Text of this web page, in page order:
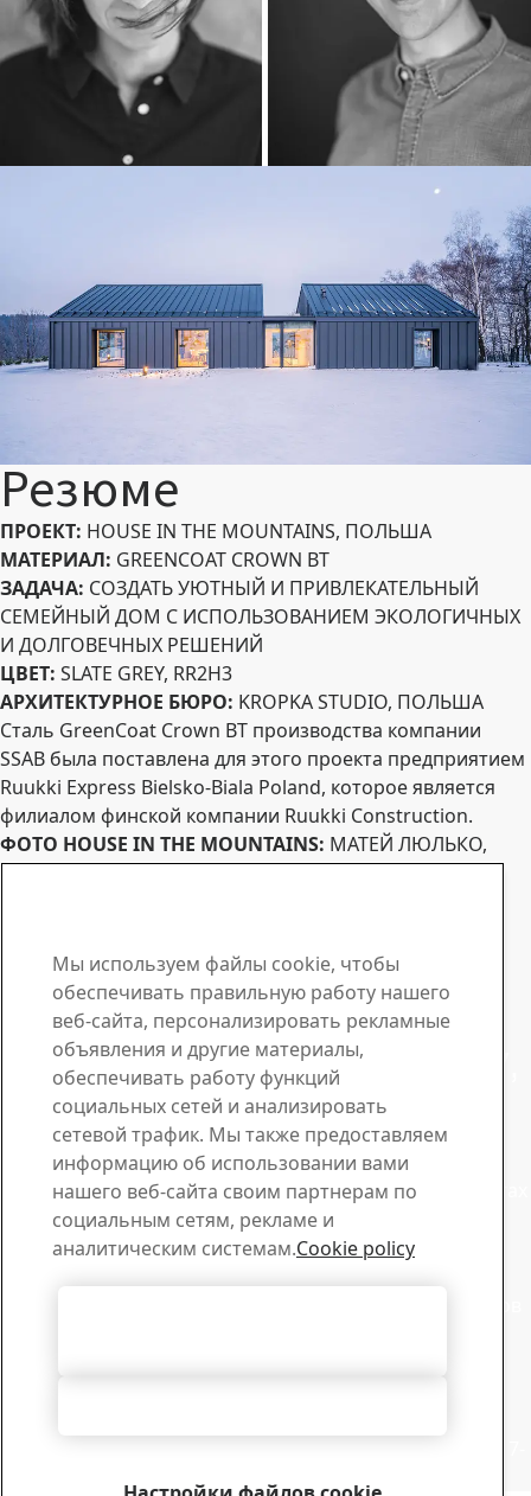
Резюме
ПРОЕКТ: HOUSE IN THE MOUNTAINS, ПОЛЬША
МАТЕРИАЛ: GREENCOAT CROWN BT
ЗАДАЧА: СОЗДАТЬ УЮТНЫЙ И ПРИВЛЕКАТЕЛЬНЫЙ
СЕМЕЙНЫЙ ДОМ С ИСПОЛЬЗОВАНИЕМ ЭКОЛОГИЧНЫХ
И ДОЛГОВЕЧНЫХ РЕШЕНИЙ
ЦВЕТ: SLATE GREY, RR2H3
АРХИТЕКТУРНОЕ БЮРО: KROPKA STUDIO, ПОЛЬША
Сталь GreenCoat Crown BT производства компании
SSAB была поставлена для этого проекта предприятием
Ruukki Express Bielsko-Biala Poland, которое является
филиалом финской компании Ruukki Construction.
ФОТО HOUSE IN THE MOUNTAINS: МАТЕЙ ЛЮЛЬКО,
ПОЛЬША
GreenCoat® теперь доступна в библиотеке BIMobject®
ПОДРОБНЕЕ О ПРОДУКЦИИ GREENCOAT®
Контакт по вопросам GreenCoat
Отправьте нам заявку,
вопрос или отзыв
Продажи
Задайте интересующий вопрос о продукции или услугах
сотрудникам отдела продаж
Связь с отделом продаж
Техническая поддержка
SSAB в России и СНГ
Мы используем файлы cookie, чтобы
обеспечивать правильную работу нашего
веб-сайта, персонализировать рекламные
объявления и другие материалы,
обеспечивать работу функций
социальных сетей и анализировать
сетевой трафик. Мы также предоставляем
информацию об использовании вами
нашего веб-сайта своим партнерам по
социальным сетям, рекламе и
аналитическим системам.Cookie policy